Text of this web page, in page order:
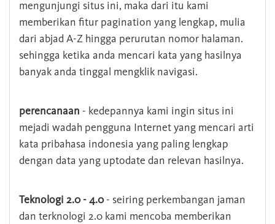
mengunjungi situs ini, maka dari itu kami
memberikan fitur pagination yang lengkap, mulia
dari abjad A-Z hingga perurutan nomor halaman.
sehingga ketika anda mencari kata yang hasilnya
banyak anda tinggal mengklik navigasi.
perencanaan - kedepannya kami ingin situs ini
mejadi wadah pengguna Internet yang mencari arti
kata pribahasa indonesia yang paling lengkap
dengan data yang uptodate dan relevan hasilnya.
Teknologi 2.0 - 4.0- seiring perkembangan jaman
dan terknologi 2.0 kami mencoba memberikan